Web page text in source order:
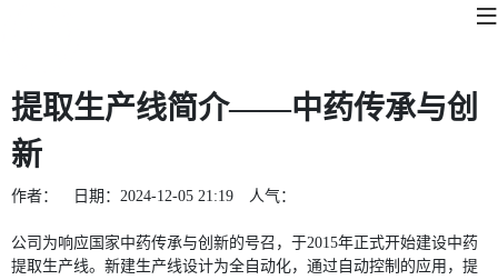
提取生产线简介——中药传承与创
新
作者： 日期： 2024-12-05 21:19 人气：
公司为响应国家中药传承与创新的号召，于2015年正式开始建设中药
提取生产线。新建生产线设计为全自动化，通过自动控制的应用，提